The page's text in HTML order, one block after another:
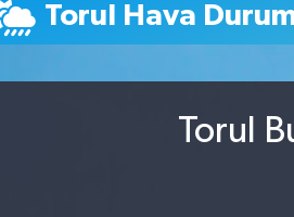
Torul Hava
Torul
Puan Durumu ve Fikstür